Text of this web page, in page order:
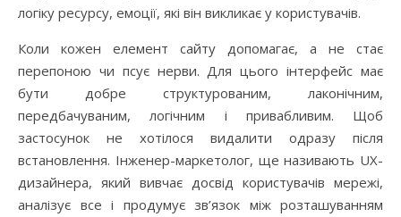
логіку ресурсу, емоції, які він викликає у користувачів.
Коли кожен елемент сайту допомагає, а не стає
перепоною чи псує нерви. Для цього інтерфейс має
бути добре структурованим, лаконічним,
передбачуваним, логічним і привабливим. Щоб
застосунок не хотілося видалити одразу після
встановлення. Інженер-маркетолог, ще називають UX-
дизайнера, який вивчає досвід користувачів мережі,
аналізує все і продумує зв’язок між розташуванням